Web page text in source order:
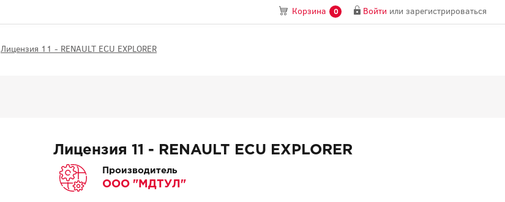
Корзина 0 Войти или зарегистрироваться
Лицензия 11 - RENAULT ECU EXPLORER
Лицензия 11 - RENAULT ECU EXPLORER
Производитель
ООО "МДТУЛ"